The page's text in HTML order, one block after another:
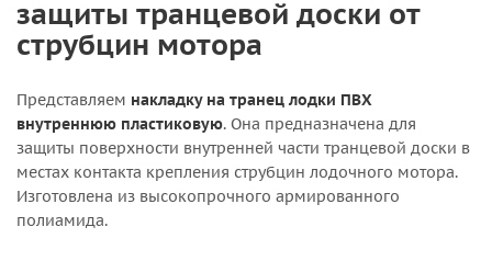
защиты транцевой доски от
струбцин мотора
Представляем накладку на транец лодки ПВХ
внутреннюю пластиковую. Она предназначена для
защиты поверхности внутренней части транцевой доски в
местах контакта крепления струбцин лодочного мотора.
Изготовлена из высокопрочного армированного
полиамида.